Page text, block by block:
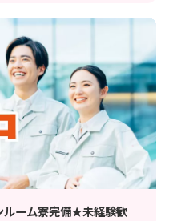
ルーム寮完備★未経験歓